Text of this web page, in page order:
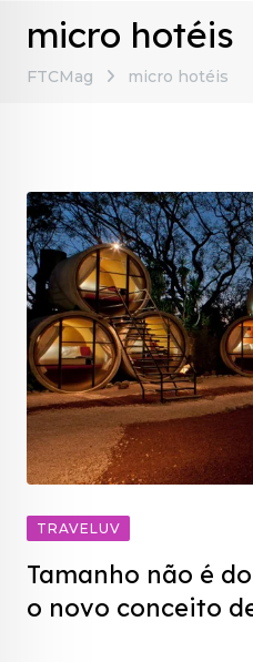
micro hotéis
FTCMag micro hotéis
TRAVELUV
Tamanho não é
o novo conceito